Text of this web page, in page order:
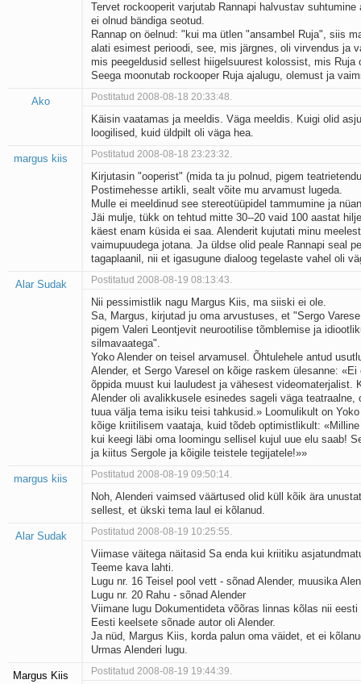
Valgusemaastikud
Kaks pihtimust
Ahtumine
Braueri lint
Tervet rockooperit varjutab Rannapi halvustav suhtumine
ei olnud bändiga seotud.
Rannap on öelnud: "kui ma ütlen "ansambel Ruja", siis
alati esimest perioodi, see, mis järgnes, oli virvendus ja
mis peegeldusid sellest hiigelsuurest kolossist, mis Ruja
Seega moonutab rockooper Ruja ajalugu, olemust ja
Ako Postitatud 2008-08-18 20:33:48.
Käisin vaatamas ja meeldis. Väga meeldis. Kuigi olid
loogilised, kuid üldpilt oli väga hea.
margus kiis Postitatud 2008-08-18 23:23:32.
Kirjutasin "ooperist" (mida ta ju polnud, pigem
Postimehesse artikli, sealt võite mu arvamust lugeda.
Mulle ei meeldinud see stereotüüpidel tammumine ja
Jäi mulje, tükk on tehtud mitte 30--20 vaid 100 aastat
käest enam küsida ei saa. Alenderit kujutati minu
vaimupuudega jotana. Ja üldse olid peale Rannapi seal
tagaplaanil, nii et igasugune dialoog tegelaste vahel oli
Alar Sudak Postitatud 2008-08-19 08:13:43.
Nii pessimistlik nagu Margus Kiis, ma siiski ei ole.
Sa, Margus, kirjutad ju oma arvustuses, et "Sergo
pigem Valeri Leontjevit neurootilise tõmblemise ja
silmavaatega".
Yoko Alender on teisel arvamusel. Õhtulehele antud
Alender, et Sergo Varesel on kõige raskem ülesanne: «Ei
õppida muust kui lauludest ja vähesest videomaterjalist.
Alender oli avalikkusele esinedes sageli väga teatraalne,
tuua välja tema isiku teisi tahkusid.» Loomulikult on
kõige kriitilisem vaataja, kuid tõdeb optimistlikult:
kui keegi läbi oma loomingu sellisel kujul uue elu saab!
ja kiitus Sergole ja kõigile teistele tegijatele!»»
margus kiis Postitatud 2008-08-19 09:50:14.
Noh, Alenderi vaimsed väärtused olid küll kõik ära
sellest, et ükski tema laul ei kõlanud.
Alar Sudak Postitatud 2008-08-19 10:25:55.
Viimase väitega näitasid Sa enda kui kriitiku
Teeme kava lahti.
Lugu nr. 16 Teisel pool vett - sõnad Alender, muusika
Lugu nr. 20 Rahu - sõnad Alender
Viimane lugu Dokumentideta võõras linnas kõlas nii
Eesti keelsete sõnade autor oli Alender.
Ja nüd, Margus Kiis, korda palun oma väidet, et ei
Urmas Alenderi lugu.
Margus Kiis Postitatud 2008-08-19 19:44:39.